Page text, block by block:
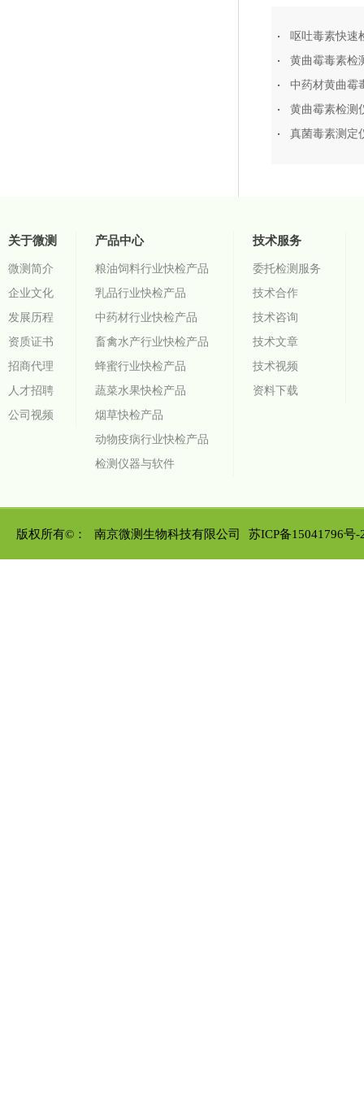
呕吐毒素快速
黄曲霉毒素检
中药材黄曲霉
黄曲霉素检测
真菌毒素测定
关于微测
微测简介
企业文化
发展历程
资质证书
招商代理
人才招聘
公司视频
产品中心
粮油饲料行业快检产品
乳品行业快检产品
中药材行业快检产品
畜禽水产行业快检产品
蜂蜜行业快检产品
蔬菜水果快检产品
烟草快检产品
动物疫病行业快检产品
检测仪器与软件
技术服务
委托检测服务
技术合作
技术咨询
技术文章
技术视频
资料下载
版权所有©： 南京微测生物科技有限公司 苏ICP备15041796号-